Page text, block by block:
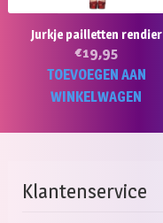
Jurkje pailletten rendier
€19,95
TOEVOEGEN AAN
WINKELWAGEN
Klantenservice